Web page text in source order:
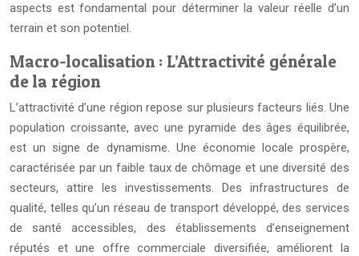
aspects est fondamental pour déterminer la valeur réelle d’un
terrain et son potentiel.
Macro-localisation : L’Attractivité générale
de la région
L’attractivité d’une région repose sur plusieurs facteurs liés. Une
population croissante, avec une pyramide des âges équilibrée,
est un signe de dynamisme. Une économie locale prospère,
caractérisée par un faible taux de chômage et une diversité des
secteurs, attire les investissements. Des infrastructures de
qualité, telles qu’un réseau de transport développé, des services
de santé accessibles, des établissements d’enseignement
réputés et une offre commerciale diversifiée, améliorent la